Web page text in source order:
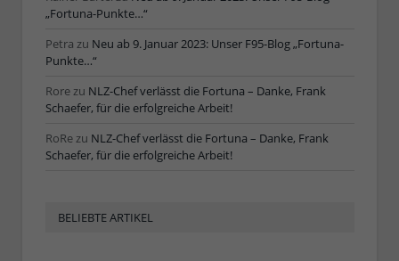
„Fortuna-Punkte…“
Petra zu Neu ab 9. Januar 2023: Unser F95-Blog „Fortuna-
Punkte…“
Rorezu NLZ-Chef verlässt die Fortuna – Danke, Frank
Schaefer, für die erfolgreiche Arbeit!
RoRezu NLZ-Chef verlässt die Fortuna – Danke, Frank
Schaefer, für die erfolgreiche Arbeit!
BELIEBTE ARTIKEL